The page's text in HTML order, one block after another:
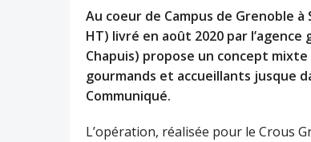
Au coeur de Campus de Grenoble
HT) livré en août 2020 par
Chapuis) propose un concept
gourmands et accueillants jusque
Communiqué.
L’opération, réalisée pour le Crous